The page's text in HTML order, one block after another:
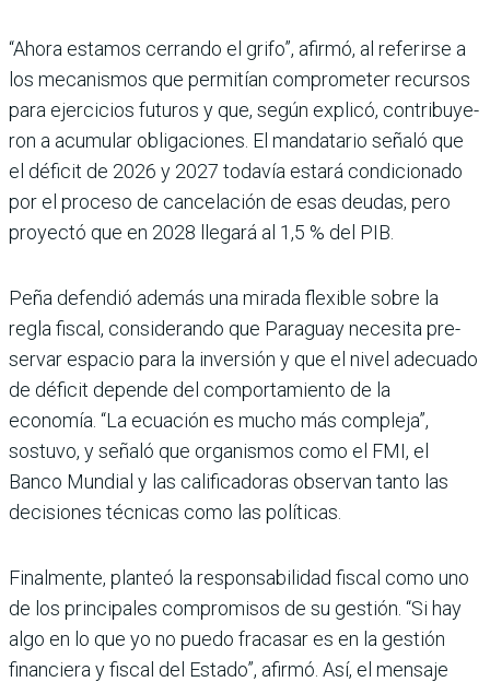
“Ahora estamos cerrando el grifo”, afirmó, al referirse a
los mecanismos que permi­tían comprometer recursos
para ejercicios futuros y que, según explicó, contribuye­
ron a acumular obligaciones. El mandatario señaló que
el déficit de 2026 y 2027 toda­vía estará condicionado
por el proceso de cancelación de esas deudas, pero
proyectó que en 2028 llegará al 1,5 % del PIB.
Peña defendió además una mirada flexible sobre la
regla fiscal, considerando que Paraguay necesita pre­
servar espacio para la inver­sión y que el nivel adecuado
de déficit depende del com­portamiento de la
economía. “La ecuación es mucho más compleja”,
sostuvo, y señaló que organismos como el FMI, el
Banco Mundial y las cali­ficadoras observan tanto las
decisiones técnicas como las políticas.
Finalmente, planteó la res­ponsabilidad fiscal como uno
de los principales compromi­sos de su gestión. “Si hay
algo en lo que yo no puedo fraca­sar es en la gestión
financiera y fiscal del Estado”, afirmó. Así, el mensaje